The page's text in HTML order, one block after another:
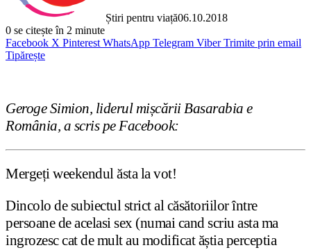
Știri pentru viață06.10.2018
0 se citește în 2 minute
Facebook X Pinterest WhatsApp Telegram Viber Trimite prin email
Tipărește
Geroge Simion, liderul mișcării Basarabia e
România, a scris pe Facebook:
Mergeți weekendul ăsta la vot!
Dincolo de subiectul strict al căsătoriilor între
persoane de acelasi sex (numai cand scriu asta ma
ingrozesc cat de mult au modificat ăștia perceptia